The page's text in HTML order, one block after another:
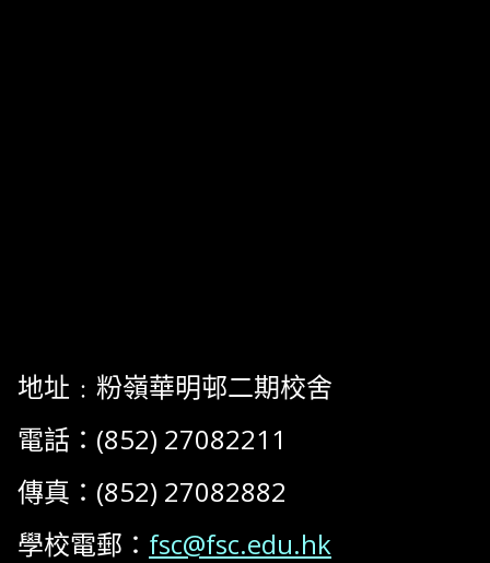
地址﹕粉嶺華明邨二期校舍
電話：(852) 27082211
傳真：(852) 27082882
學校電郵： fsc@fsc.edu.hk